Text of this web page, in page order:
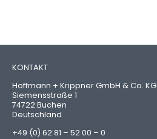
KONTAKT
Hoffmann + Krippner GmbH & Co. KG
Siemensstraße 1
74722 Buchen
Deutschland
+49 (0) 62 81 – 52 00 – 0